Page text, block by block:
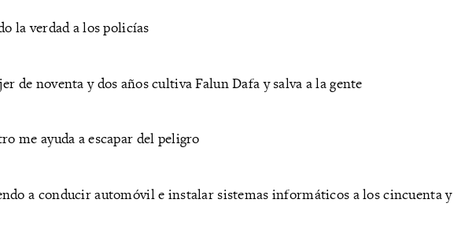
la verdad a los policías
de noventa y dos años cultiva Falun Dafa y salva a la gente
me ayuda a escapar del peligro
a conducir automóvil e instalar sistemas informáticos a los cincuenta y